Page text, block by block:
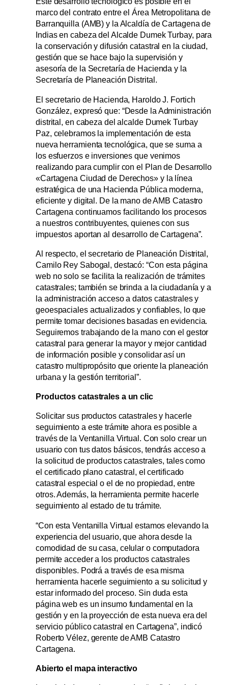
marco del contrato entre el Área Metropolitana de
Barranquilla (AMB) y la Alcaldía de Cartagena de
Indias en cabeza del Alcalde Dumek Turbay, para
la conservación y difusión catastral en la ciudad,
gestión que se hace bajo la supervisión y
asesoría de la Secretaría de Hacienda y la
Secretaría de Planeación Distrital.
El secretario de Hacienda, Haroldo J. Fortich
González, expresó que: “Desde la Administración
distrital, en cabeza del alcalde Dumek Turbay
Paz, celebramos la implementación de esta
nueva herramienta tecnológica, que se suma a
los esfuerzos e inversiones que venimos
realizando para cumplir con el Plan de Desarrollo
«Cartagena Ciudad de Derechos» y la línea
estratégica de una Hacienda Pública moderna,
eficiente y digital. De la mano de AMB Catastro
Cartagena continuamos facilitando los procesos
a nuestros contribuyentes, quienes con sus
impuestos aportan al desarrollo de Cartagena”.
Al respecto, el secretario de Planeación Distrital,
Camilo Rey Sabogal, destacó: “Con esta página
web no solo se facilita la realización de trámites
catastrales; también se brinda a la ciudadanía y a
la administración acceso a datos catastrales y
geoespaciales actualizados y confiables, lo que
permite tomar decisiones basadas en evidencia.
Seguiremos trabajando de la mano con el gestor
catastral para generar la mayor y mejor cantidad
de información posible y consolidar así un
catastro multipropósito que oriente la planeación
urbana y la gestión territorial”.
Productos catastrales a un clic
Solicitar sus productos catastrales y hacerle
seguimiento a este trámite ahora es posible a
través de la Ventanilla Virtual. Con solo crear un
usuario con tus datos básicos, tendrás acceso a
la solicitud de productos catastrales, tales como
el certificado plano catastral, el certificado
catastral especial o el de no propiedad, entre
otros. Además, la herramienta permite hacerle
seguimiento al estado de tu trámite.
“Con esta Ventanilla Virtual estamos elevando la
experiencia del usuario, que ahora desde la
comodidad de su casa, celular o computadora
permite acceder a los productos catastrales
disponibles. Podrá a través de esa misma
herramienta hacerle seguimiento a su solicitud y
estar informado del proceso. Sin duda esta
página web es un insumo fundamental en la
gestión y en la proyección de esta nueva era del
servicio público catastral en Cartagena”, indicó
Roberto Vélez, gerente de AMB Catastro
Cartagena.
Abierto el mapa interactivo